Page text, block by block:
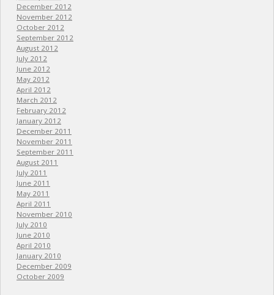
December 2012
November 2012
October 2012
September 2012
August 2012
July 2012
June 2012
May 2012
April 2012
March 2012
February 2012
January 2012
December 2011
November 2011
September 2011
August 2011
July 2011
June 2011
May 2011
April 2011
November 2010
July 2010
June 2010
April 2010
January 2010
December 2009
October 2009